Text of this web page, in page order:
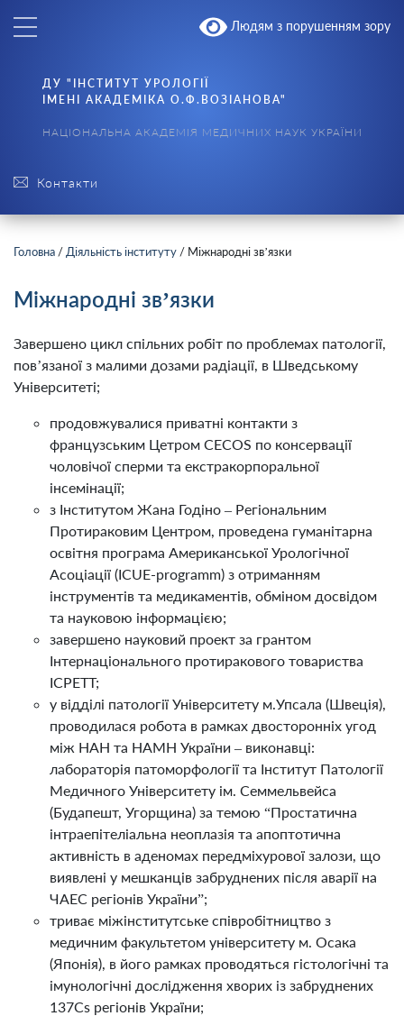
Людям з порушенням зору
Контакти
ДУ "ІНСТИТУТ УРОЛОГІЇ
ІМЕНІ АКАДЕМІКА О.Ф.ВОЗІАНОВА"
НАЦІОНАЛЬНА АКАДЕМІЯ МЕДИЧНИХ НАУК УКРАЇНИ
Головна / Діяльність інституту / Міжнародні зв’язки
Міжнародні зв’язки
Завершено цикл спільних робіт по проблемах патології,
пов’язаної з малими дозами радіації, в Шведському
Університеті;
продовжувалися приватні контакти з
французським Цетром CECOS по консервації
чоловічої сперми та екстракорпоральної
інсемінації;
з Інститутом Жана Годіно – Регіональним
Протираковим Центром, проведена гуманітарна
освітня програма Американської Урологічної
Асоціації (ICUE-programm) з отриманням
інструментів та медикаментів, обміном досвідом
та науковою інформацією;
завершено науковий проект за грантом
Інтернаціонального протиракового товариства
ІСРЕТТ;
у відділі патології Університету м.Упсала (Швеція),
проводилася робота в рамках двосторонніх угод
між НАН та НАМН України – виконавці:
лабораторія патоморфології та Інститут Патології
Медичного Університету ім. Семмельвейса
(Будапешт, Угорщина) за темою “Простатична
інтраепітеліальна неоплазія та апоптотична
активність в аденомах передміхурової залози, що
виявлені у мешканців забруднених після аварії на
ЧАЕС регіонів України”;
триває міжінститутське співробітництво з
медичним факультетом університету м. Осака
(Японія), в його рамках проводяться гістологічні та
імунологічні дослідження хворих із забруднених
137Cs регіонів України;